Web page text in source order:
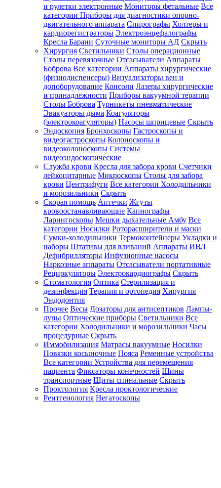
и рулетки электронные Мониторы фетальные Все
категории Приборы для диагностики опорно-
двигательного аппарата Спирографы Холтеры и
кардиорегистраторы Электроэнцефалографы
Кресла Барани Суточные мониторы АД Скрыть
Хирургия Светильники Столы операционные
Столы перевязочные Отсасыватели Аппараты
Боброва Все категории Аппараты хирургические
(физиодиспенсеры) Визуализаторы вен и
допоборудование Консоли Лазеры хирургические
и принадлежности Приборы вакуумной терапии
Столы Боброва Турникеты пневматические
Эвакуаторы дыма Коагуляторы
(электрокоагуляторы) Насосы шприцевые Скрыть
Эндоскопия Бронхоскопы Гастроскопы и
видеогастроскопы Колоноскопы и
видеоколоноскопы Системы
видеоэндоскопические
Служба крови Кресла для забора крови Счетчики
лейкоцитарные Микроскопы Столы для забора
крови Центрифуги Все категории Холодильники
и морозильники Скрыть
Скорая помощь Аптечки Жгуты
кровоостанавливающие Капнографы
Ларингоскопы Мешки дыхательные Амбу Все
категории Носилки Роторасширители и маски
Сумки-холодильники Термоконтейнеры Укладки и
наборы Штативы для вливаний Аппараты ИВЛ
Дефибрилляторы Инфузионные насосы
Наркозные аппараты Отсасыватели портативные
Рециркуляторы Электрокардиографы Скрыть
Стоматология Оптика Стерилизация и
дезинфекция Терапия и ортопедия Хирургия
Эндодонтия
Прочее Весы Дозаторы для антисептиков Лампы-
лупы Оптические приборы Светильники Все
категории Холодильники и морозильники Часы
процедурные Скрыть
Иммобилизация Матрасы вакуумные Носилки
Повязки косыночные Пояса Ременные устройства
Все категории Устройства для перемещения
пациента Фиксаторы конечностей Шины
транспортные Щиты спинальные Скрыть
Проктология Кресла проктологические
Рентгенология Негатоскопы